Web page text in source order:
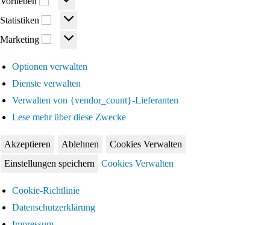
Statistiken Statistiken
Marketing Marketing
Optionen verwalten
Dienste verwalten
Verwalten von {vendor_count}-Lieferanten
Lese mehr über diese Zwecke
Akzeptieren Ablehnen
Cookies Verwalten
Einstellungen speichern
Cookies Verwalten
Cookie-Richtlinie
Datenschutzerklärung